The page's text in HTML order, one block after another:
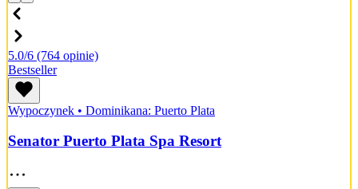
5.0/6 (764 opinie)
Bestseller
Wypoczynek • Dominikana: Puerto Plata
Senator Puerto Plata Spa Resort